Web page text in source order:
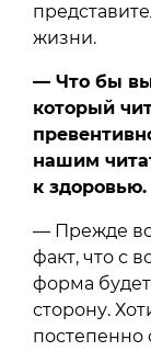
жизни.
— Что бы вы
который
нашим
к здоровью.
— Прежде
факт, что с
форма
сторону.
постепенно